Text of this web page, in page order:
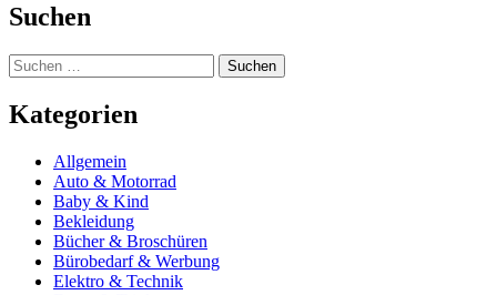
Suchen
Suchen
nach:
Kategorien
Allgemein
Auto & Motorrad
Baby & Kind
Bekleidung
Bücher & Broschüren
Bürobedarf & Werbung
Elektro & Technik